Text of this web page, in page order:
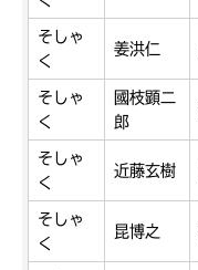
そしゃ
く
姜洪仁
そしゃ
く
國枝顕二
郎
そしゃ
く
近藤玄樹
そしゃ
く
昆博之